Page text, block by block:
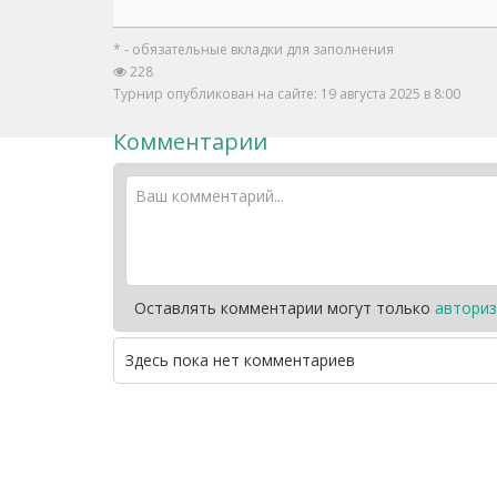
* - обязательные вкладки для заполнения
228
Турнир опубликован на сайте: 19 августа 2025 в 8:00
Комментарии
Оставлять комментарии могут только
Здесь пока нет комментариев